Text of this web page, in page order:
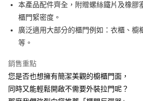
１．簡單：不需註冊會員、不需綁卡、不需儲值
２．便利：只要手機號碼，簡訊認證，即可結帳。
３．安心：先確認商品／服務後，再付款。
【「AFTEE先享後付」結帳流程】
結帳頁面，進行簡訊認證並確認金額後，即可完
２．訂單成立數日內，您將收到繳費通知簡訊。
３．收到繳費通知簡訊後14天內，點擊此簡訊中
ATM／網路銀行／等多元方式進行付款，方視為
※ 請注意：結帳手續完成當下不需立刻繳費，但
運送方式
全家取貨付款
每筆NT$60，滿NT$499(含以上)免運費
7-11取貨付款
每筆NT$60，滿NT$499(含以上)免運費
7-11取貨(快速到店)
本產品配件齊全，附贈螺絲鐵片及橡膠
櫃門緊密度。
廣泛適用大部分的櫃門例如：衣櫃、
等。
銷售重點
您是否也想擁有簡潔美觀的櫥櫃門面，
同時又能輕鬆開啟不需要外裝拉門呢？